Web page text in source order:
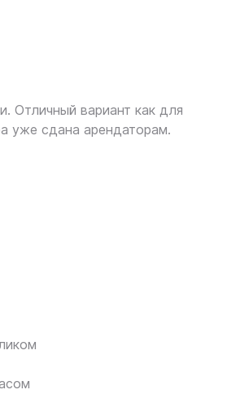
Отличный вариант как для
уже сдана арендаторам.